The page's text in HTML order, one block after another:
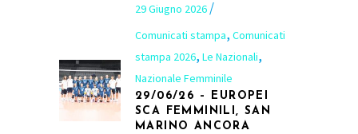
29 Giugno 2026
Comunicati stampa, Comunicati
stampa 2026, Le Nazionali,
Nazionale Femminile
29/06/26 – EUROPEI
SCA FEMMINILI, SAN
MARINO ANCORA